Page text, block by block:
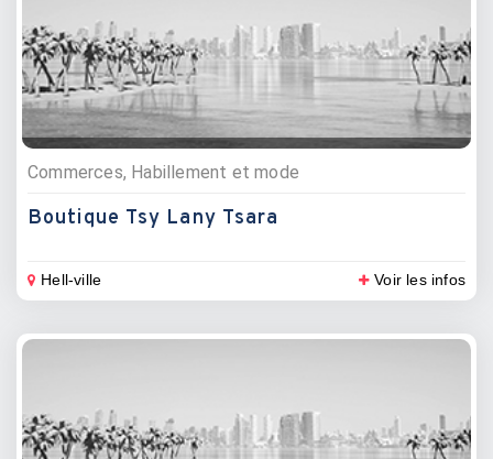
Commerces, Habillement et mode
Boutique Tsy Lany Tsara
Hell-ville Voir les infos